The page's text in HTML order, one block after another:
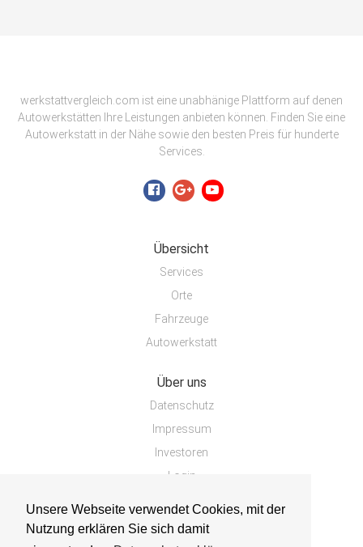
Unsere Webseite verwendet Cookies, mit der
Nutzung erklären Sie sich damit
werkstattvergleich.com ist eine unabhänige Plattform auf denen
Autowerkstätten Ihre Leistungen anbieten können. Finden Sie eine
Autowerkstatt in der Nähe sowie den besten Preis für hunderte
Services.
Übersicht
Services
Orte
Fahrzeuge
Autowerkstatt
Über uns
Datenschutz
Impressum
Investoren
Login